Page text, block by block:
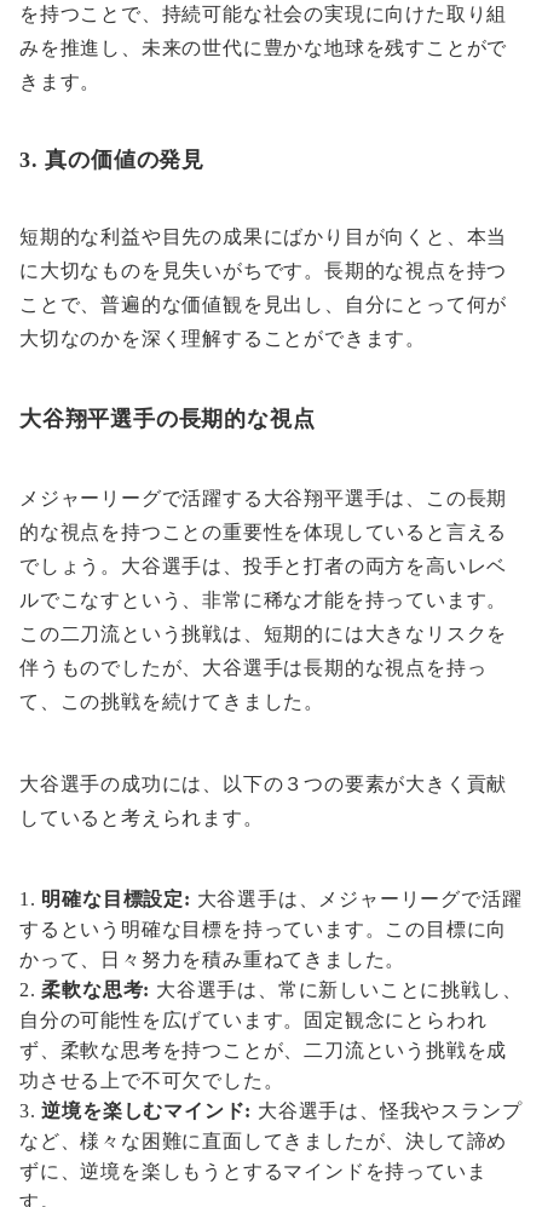
を持つことで、持続可能な社会の実現に向けた取り組
みを推進し、未来の世代に豊かな地球を残すことがで
きます。
3. 真の価値の発見
短期的な利益や目先の成果にばかり目が向くと、本当
に大切なものを見失いがちです。長期的な視点を持つ
ことで、普遍的な価値観を見出し、自分にとって何が
大切なのかを深く理解することができます。
大谷翔平選手の長期的な視点
メジャーリーグで活躍する大谷翔平選手は、この長期
的な視点を持つことの重要性を体現していると言える
でしょう。大谷選手は、投手と打者の両方を高いレベ
ルでこなすという、非常に稀な才能を持っています。
この二刀流という挑戦は、短期的には大きなリスクを
伴うものでしたが、大谷選手は長期的な視点を持っ
て、この挑戦を続けてきました。
大谷選手の成功には、以下の３つの要素が大きく貢献
していると考えられます。
明確な目標設定: 大谷選手は、メジャーリーグで活躍
するという明確な目標を持っています。この目標に向
かって、日々努力を積み重ねてきました。
柔軟な思考: 大谷選手は、常に新しいことに挑戦し、
自分の可能性を広げています。固定観念にとらわれ
ず、柔軟な思考を持つことが、二刀流という挑戦を成
功させる上で不可欠でした。
逆境を楽しむマインド: 大谷選手は、怪我やスランプ
など、様々な困難に直面してきましたが、決して諦め
ずに、逆境を楽しもうとするマインドを持っていま
す。